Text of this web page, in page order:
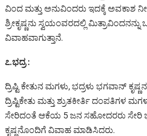
ವಿಂದ ಮತ್ತು ಅನುವಿಂದರು ಇದಕ್ಕೆ ಅವಕಾಶ
ಶ್ರೀಕೃಷ್ಣನು ಸ್ವಯಂವರದಲ್ಲಿ ಮಿತ್ರಾವಿಂದನನ್ನು
ವಿವಾಹವಾಗುತ್ತಾನೆ.
೭.​ಭದ್ರ :
ದ್ರಿಷ್ಟಿ ಕೇತುನ ಮಗಳು, ಭದ್ರಳು ಭಗವಾನ್‌
ದ್ರಿಷ್ಟಿಕೇತು ಮತ್ತು ಶ್ರುತಕೀರ್ತಿ ದಂಪತಿಗಳ
ಸೇರಿದಂತೆ ಆಕೆಯ 5 ಜನ ಸಹೋದರರು ಸೇರಿ
ಕೃಷ್ಣನೊಂದಿಗೆ ವಿವಾಹ ಮಾಡಿಸಿದರು.